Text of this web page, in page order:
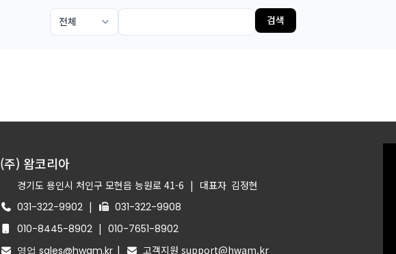
검색
(주) 왐코리아
경기도 용인시 처인구 모현읍 능원로 41-6 | 대표자 김정현
031-322-9902 |
031-322-9908
010-8445-8902 | 010-7651-8902
영업 sales@hwam.kr | 고객지원 support@hwam.kr